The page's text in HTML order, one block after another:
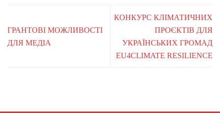
ГРАНТОВІ МОЖЛИВОСТІ
ДЛЯ МЕДІА
КОНКУРС КЛІМАТИЧНИХ
ПРОЄКТІВ ДЛЯ
УКРАЇНСЬКИХ ГРОМАД
EU4CLIMATE RESILIENCE